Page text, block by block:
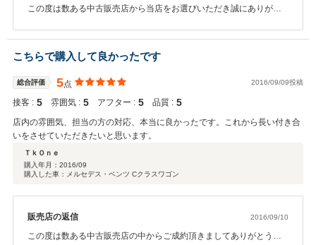
この度は数ある中古販売店から当店をお選びいただき誠にありがと
かり整備した状態でお渡しできるように致します。納車後も変わら
ず満足頂けるように、アフターフォローの面等しっかりサポートさ
せて頂きますので、何かお車の事で御座いましたらお気軽にご連絡
下さい。 この度はご契約頂きありがとうございました。今後とも末
永いお付き合いの程宜しくお願い致します。
こちらで購入して良かったです
総合評価 5点 2016/09/09投稿
接客 : 5 雰囲気 : 5 アフター : 5 品質 : 5
店内の雰囲気、担当の方の対応、本当に良かったです。これから長い付き合
いをさせていただきたいと思います。
ＴｋＯｎｅ
購入年月： 2016/09
購入した車：メルセデス・ベンツ Cクラスワゴン
販売店の返信 2016/09/10
この度は数ある中古販売店の中からご成約頂きましてありがとうご